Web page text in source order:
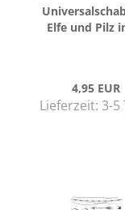
Elfe und Pilz
4,95 EUR
Lieferzeit: 3-5